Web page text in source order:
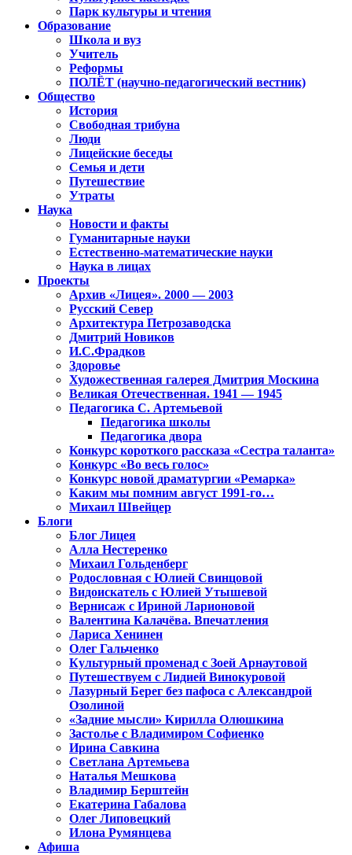
Парк культуры и чтения
Образование
Школа и вуз
Учитель
Реформы
ПОЛЁТ (научно-педагогический вестник)
Общество
История
Свободная трибуна
Люди
Лицейские беседы
Семья и дети
Путешествие
Утраты
Наука
Новости и факты
Гуманитарные науки
Естественно-математические науки
Наука в лицах
Проекты
Архив «Лицея». 2000 — 2003
Русский Север
Архитектура Петрозаводска
Дмитрий Новиков
И.С.Фрадков
Здоровье
Художественная галерея Дмитрия Москина
Великая Отечественная. 1941 — 1945
Педагогика С. Артемьевой
Педагогика школы
Педагогика двора
Конкурс короткого рассказа «Сестра таланта»
Конкурс «Во весь голос»
Конкурс новой драматургии «Ремарка»
Каким мы помним август 1991-го…
Михаил Швейцер
Блоги
Блог Лицея
Алла Нестеренко
Михаил Гольденберг
Родословная с Юлией Свинцовой
Видоискатель с Юлией Утышевой
Вернисаж с Ириной Ларионовой
Валентина Калачёва. Впечатления
Лариса Хенинен
Олег Гальченко
Культурный променад с Зоей Арнаутовой
Путешествуем с Лидией Винокуровой
Лазурный Берег без пафоса с Александрой
Озолиной
«Задние мысли» Кирилла Олюшкина
Застолье с Владимиром Софиенко
Ирина Савкина
Светлана Артемьева
Наталья Мешкова
Владимир Берштейн
Екатерина Габалова
Олег Липовецкий
Илона Румянцева
Афиша